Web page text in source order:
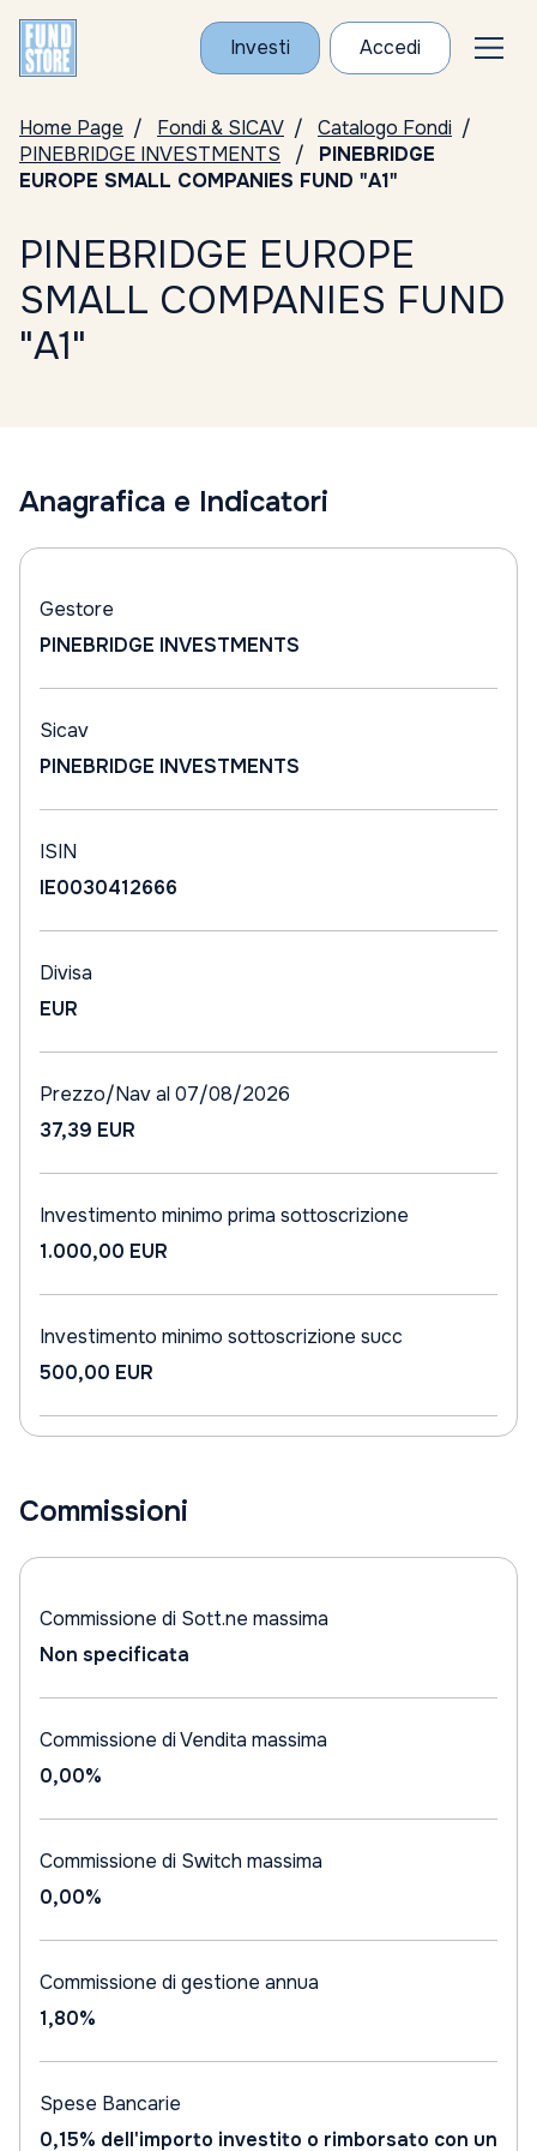
Investi Accedi
Home Page Fondi & SICAV
Catalogo Fondi
PINEBRIDGE INVESTMENTS
PINEBRIDGE
EUROPE SMALL COMPANIES FUND "A1"
PINEBRIDGE EUROPE
SMALL COMPANIES FUND
"A1"
Anagrafica e Indicatori
Gestore
PINEBRIDGE INVESTMENTS
Sicav
PINEBRIDGE INVESTMENTS
ISIN
IE0030412666
Divisa
EUR
Prezzo/Nav al 07/08/2026
37,39 EUR
Investimento minimo prima sottoscrizione
1.000,00 EUR
Investimento minimo sottoscrizione succ
500,00 EUR
Commissioni
Commissione di Sott.ne massima
Non specificata
Commissione di Vendita massima
0,00%
Commissione di Switch massima
0,00%
Commissione di gestione annua
1,80%
Spese Bancarie
0,15% dell'importo investito o rimborsato con un